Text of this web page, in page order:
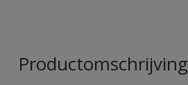
Productomschrijving